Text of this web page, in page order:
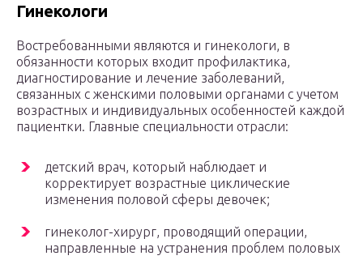
Гинекологи
Востребованными являются и гинекологи, в
обязанности которых входит профилактика,
диагностирование и лечение заболеваний,
связанных с женскими половыми органами с учетом
возрастных и индивидуальных особенностей каждой
пациентки. Главные специальности отрасли:
детский врач, который наблюдает и
корректирует возрастные циклические
изменения половой сферы девочек;
гинеколог-хирург, проводящий операции,
направленные на устранения проблем половых